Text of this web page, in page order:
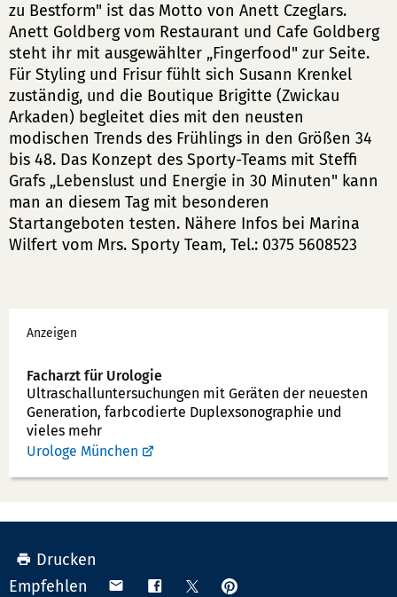
zu Bestform" ist das Motto von Anett Czeglars.
Anett Goldberg vom Restaurant und Cafe Goldberg
steht ihr mit ausgewählter „Fingerfood" zur Seite.
Für Styling und Frisur fühlt sich Susann Krenkel
zuständig, und die Boutique Brigitte (Zwickau
Arkaden) begleitet dies mit den neusten
modischen Trends des Frühlings in den Größen 34
bis 48. Das Konzept des Sporty-Teams mit Steffi
Grafs „Lebenslust und Energie in 30 Minuten" kann
man an diesem Tag mit besonderen
Startangeboten testen. Nähere Infos bei Marina
Wilfert vom Mrs. Sporty Team, Tel.: 0375 5608523
Werbung
Anzeigen
Facharzt für Urologie
Ultraschallunter­suchungen mit Geräten der neuesten
Generation, farbcodierte Duplex­sonographie und
vieles mehr
Urologe München
Drucken
Empfehlen
Teilen Teilen TeilenAnpinnen